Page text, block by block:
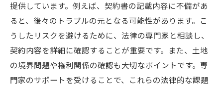
提供しています。例えば、契約書の記載内容に不備があ
ると、後々のトラブルの元となる可能性があります。こ
うしたリスクを避けるために、法律の専門家と相談し、
契約内容を詳細に確認することが重要です。また、土地
の境界問題や権利関係の確認も大切なポイントです。専
門家のサポートを受けることで、これらの法律的な課題